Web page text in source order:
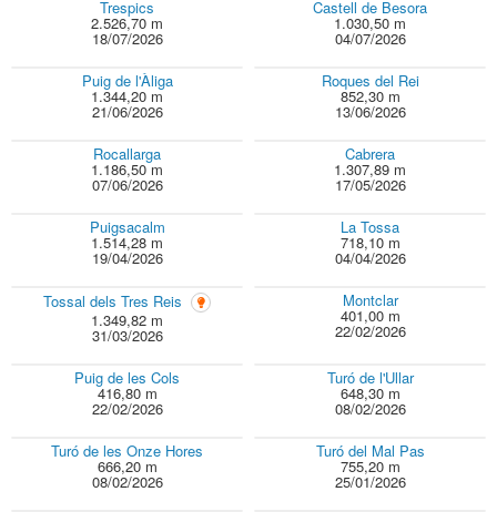
Trespics
2.526,70 m
18/07/2026
Castell de Besora
1.030,50 m
04/07/2026
Puig de l'Àliga
1.344,20 m
21/06/2026
Roques del Rei
852,30 m
13/06/2026
Rocallarga
1.186,50 m
07/06/2026
Cabrera
1.307,89 m
17/05/2026
Puigsacalm
1.514,28 m
19/04/2026
La Tossa
718,10 m
04/04/2026
Tossal dels Tres Reis
1.349,82 m
31/03/2026
Montclar
401,00 m
22/02/2026
Puig de les Cols
416,80 m
22/02/2026
Turó de l'Ullar
648,30 m
08/02/2026
Turó de les Onze Hores
666,20 m
08/02/2026
Turó del Mal Pas
755,20 m
25/01/2026